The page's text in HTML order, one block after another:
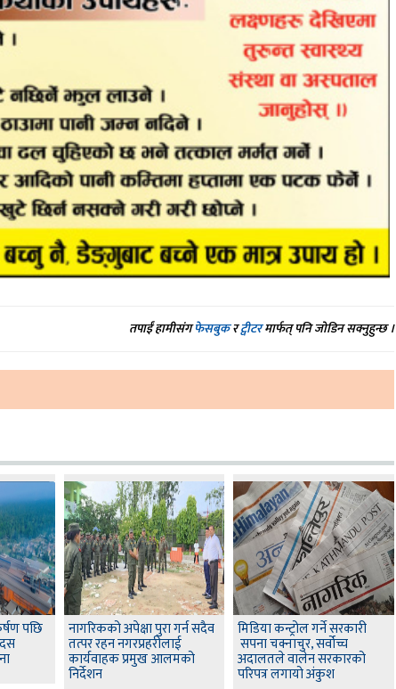
तपाईं हामीसंगफेसबुकरट्वीटरमार्फत् पनि जोडिन सक्नुहुन्छ ।
पछि नागरिकको अपेक्षा पुरा गर्न सदैव
तत्पर रहन नगरप्रहरीलाई
कार्यवाहक प्रमुख आलमको
निर्देशन
मिडिया कन्ट्रोल गर्ने सरकारी
सपना चक्नाचुर, सर्वोच्च
अदालतले वालेन सरकारको
परिपत्र लगायो अंकुश